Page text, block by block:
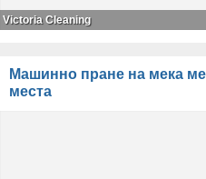
Victoria Cleaning
Машинно пране на мека
места